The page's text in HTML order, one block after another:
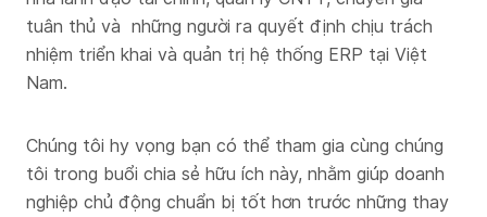
tuân thủ và những người ra quyết định chịu trách
nhiệm triển khai và quản trị hệ thống ERP tại Việt
Nam.
Chúng tôi hy vọng bạn có thể tham gia cùng chúng
tôi trong buổi chia sẻ hữu ích này, nhằm giúp doanh
nghiệp chủ động chuẩn bị tốt hơn trước những thay